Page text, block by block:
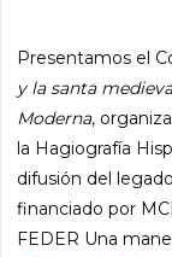
Presentamos el
y la santa
Moderna,
la Hagiografía
difusión del
financiado por
FEDER Una